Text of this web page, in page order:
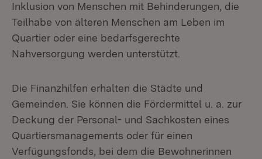
Inklusion von Menschen mit Behinderungen, die
Teilhabe von älteren Menschen am Leben im
Quartier oder eine bedarfsgerechte
Nahversorgung werden unterstützt.
Die Finanzhilfen erhalten die Städte und
Gemeinden. Sie können die Fördermittel u. a. zur
Deckung der Personal- und Sachkosten eines
Quartiersmanagements oder für einen
Verfügungsfonds, bei dem die Bewohnerinnen